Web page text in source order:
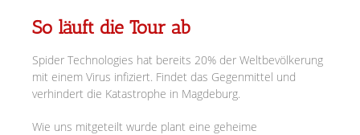
So läuft die Tour ab
Spider Technologies hat bereits 20% der Weltbevölkerung
mit einem Virus infiziert. Findet das Gegenmittel und
verhindert die Katastrophe in Magdeburg.
Wie uns mitgeteilt wurde plant eine geheime